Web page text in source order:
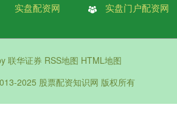
实盘配资网 实盘门户配资网
联华证券 RSS地图 HTML地图
2025 股票配资知识网 版权所有